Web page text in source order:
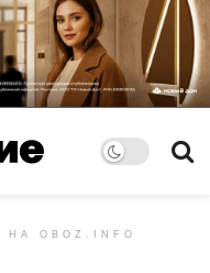
OBOZ.INFO